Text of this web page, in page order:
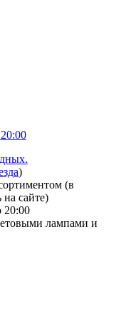
)
(в
на сайте)
20:00
лампами и